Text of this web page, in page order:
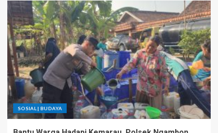
SOSIAL | BUDAYA